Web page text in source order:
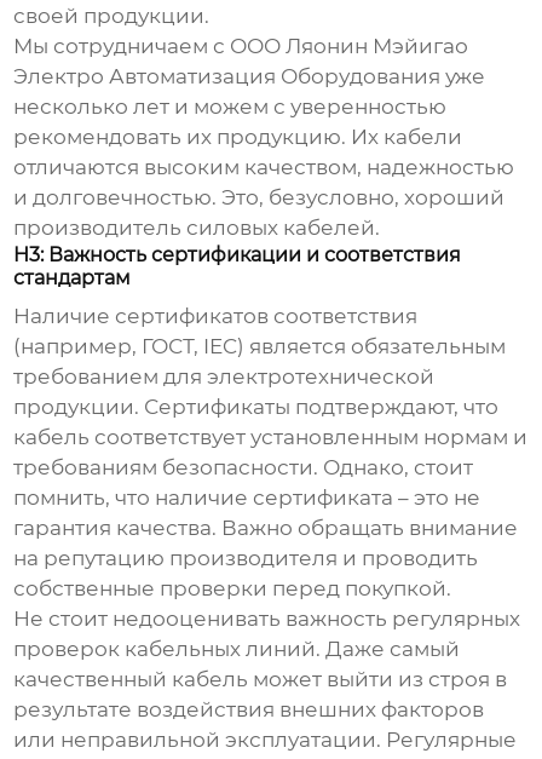
своей продукции.
Мы сотрудничаем с ООО Ляонин Мэйигао
Электро Автоматизация Оборудования уже
несколько лет и можем с уверенностью
рекомендовать их продукцию. Их кабели
отличаются высоким качеством, надежностью
и долговечностью. Это, безусловно,хороший
производитель силовых кабелей.
H3: Важность сертификации и соответствия
стандартам
Наличие сертификатов соответствия
(например, ГОСТ, IEC) является обязательным
требованием дляэлектротехнической
продукции. Сертификаты подтверждают, что
кабель соответствует установленным нормам и
требованиям безопасности. Однако, стоит
помнить, что наличие сертификата – это не
гарантия качества. Важно обращать внимание
на репутацию производителя и проводить
собственные проверки перед покупкой.
Не стоит недооценивать важность регулярных
проверок кабельных линий. Даже самый
качественный кабель может выйти из строя в
результате воздействия внешних факторов
или неправильной эксплуатации. Регулярные